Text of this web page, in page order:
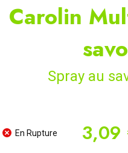
Carolin
Spray au
En Rupture 3,09